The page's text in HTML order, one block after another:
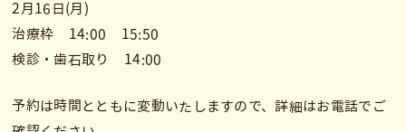
2月16日(月)
治療枠 14:00 15:50
検診・歯石取り 14:00
予約は時間とともに変動いたしますので、詳細はお電話でご